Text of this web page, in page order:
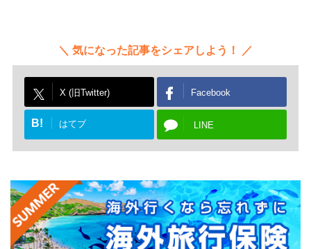
気になった記事をシェアしよう！
X (旧Twitter) Facebook
B! はてブ LINE